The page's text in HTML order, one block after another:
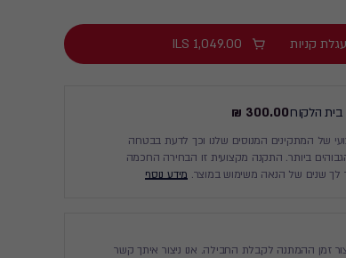
קניות ILS 1,049.00
הלקוח300.00 ₪
של המתקינים המנוסים שלנו וכך לדעת בבטחה
ביותר. התקנה מקצועית זו הבחירה החכמה
שנים של הנאה משימוש במוצר. מידע נוסף
זמן ההמתנה לקבלת החבילה. אנו ניצור איתך קשר